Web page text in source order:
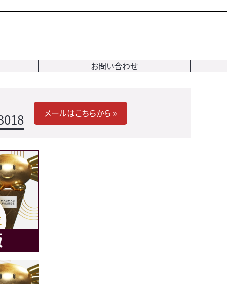
お問い合わせ
メールはこちらから »